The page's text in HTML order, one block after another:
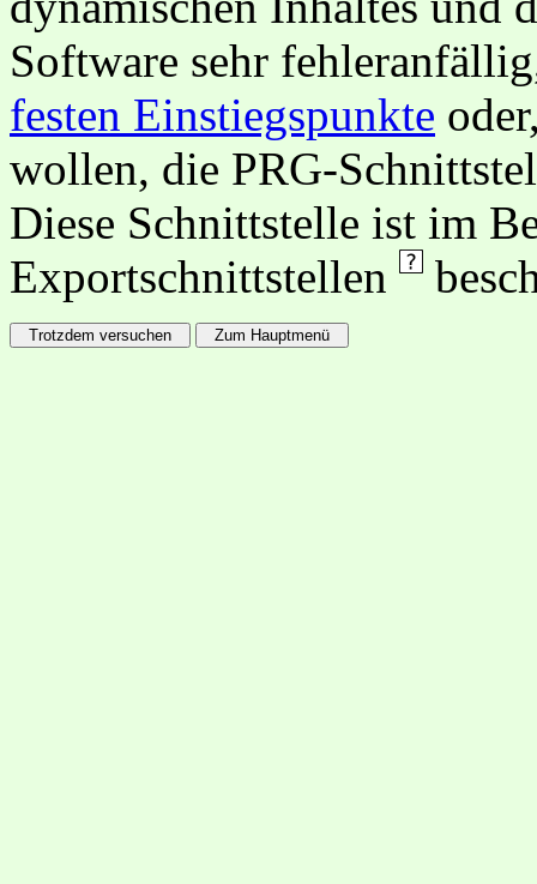
Software sehr
festen Einstiegspunkte
wollen, die PRG-
Diese Schnittstelle ist im
Exportschnittstellen